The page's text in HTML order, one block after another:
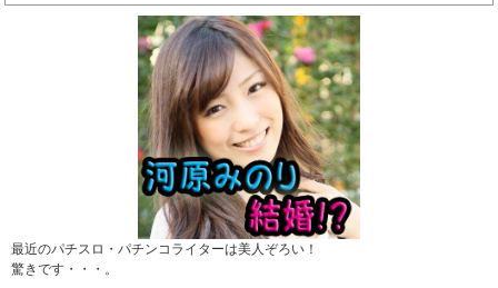
最近のパチスロ・パチンコライターは美人ぞろい！
驚きです・・・。